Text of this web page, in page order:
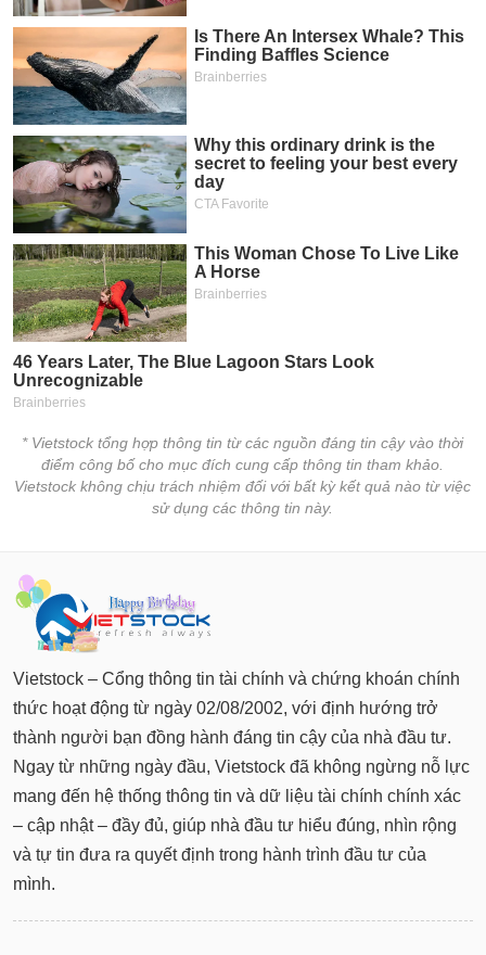
* Vietstock tổng hợp thông tin từ các nguồn đáng tin cậy vào thời
điểm công bố cho mục đích cung cấp thông tin tham khảo.
Vietstock không chịu trách nhiệm đối với bất kỳ kết quả nào từ việc
sử dụng các thông tin này.
Vietstock – Cổng thông tin tài chính và chứng khoán chính
thức hoạt động từ ngày 02/08/2002, với định hướng trở
thành người bạn đồng hành đáng tin cậy của nhà đầu tư.
Ngay từ những ngày đầu, Vietstock đã không ngừng nỗ lực
mang đến hệ thống thông tin và dữ liệu tài chính chính xác
– cập nhật – đầy đủ, giúp nhà đầu tư hiểu đúng, nhìn rộng
và tự tin đưa ra quyết định trong hành trình đầu tư của
mình.